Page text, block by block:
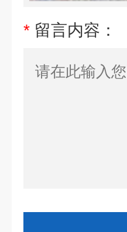
* 留言内容：